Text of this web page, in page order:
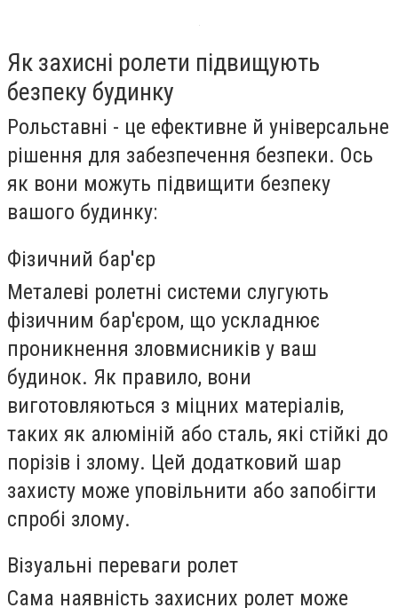
Як захисні ролети підвищують
безпеку будинку
Рольставні - це ефективне й універсальне
рішення для забезпечення безпеки. Ось
як вони можуть підвищити безпеку
вашого будинку:
Фізичний бар'єр
Металеві ролетні системи слугують
фізичним бар'єром, що ускладнює
проникнення зловмисників у ваш
будинок. Як правило, вони
виготовляються з міцних матеріалів,
таких як алюміній або сталь, які стійкі до
порізів і злому. Цей додатковий шар
захисту може уповільнити або запобігти
спробі злому.
Візуальні переваги ролет
Сама наявність захисних ролет може